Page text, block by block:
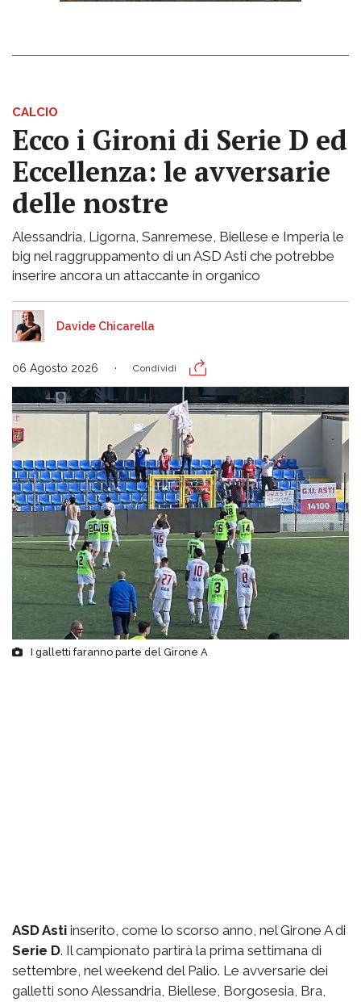
CALCIO
Ecco i Gironi di Serie D ed
Eccellenza: le avversarie
delle nostre
Alessandria, Ligorna, Sanremese, Biellese e Imperia le
big nel raggruppamento di un ASD Asti che potrebbe
inserire ancora un attaccante in organico
Davide Chicarella
06 Agosto 2026 Condividi
I galletti faranno parte del Girone A
ASD Asti inserito, come lo scorso anno, nel Girone A di
Serie D. Il campionato partirà la prima settimana di
settembre, nel weekend del Palio. Le avversarie dei
galletti sono Alessandria, Biellese, Borgosesia, Bra,